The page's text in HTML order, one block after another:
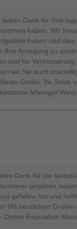
lieben Dank für Ihre
haben. Wir
haben und
Ihre Anregung zu
und für
wir Sie auch
Grüße, Ihr Team
Manager West
Dank für die
gegeben
gefallen hat und
Mit herzlichen
Online Reputation